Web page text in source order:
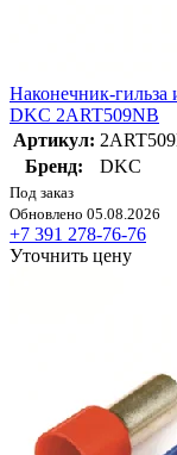
Наконечник-
DKC 2ART509NB
Артикул:
Бренд:
DKC
Под заказ
Обновлено 05.08.2026
+7 391 278-76-76
Уточнить цену